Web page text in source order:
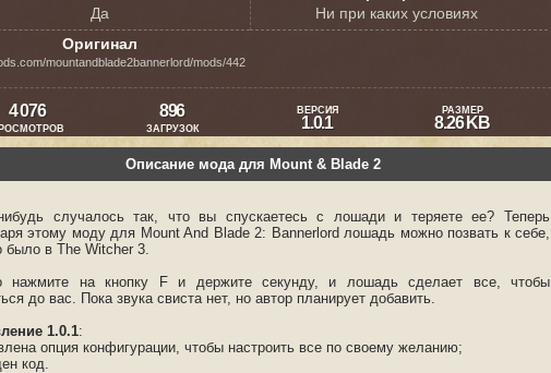
Да
Ни при каких условиях
Оригинал
mountandblade2bannerlord/mods/442
4 076 896
ЗАГРУЗОК
ВЕРСИЯ
1.0.1
РАЗМЕР
8.26 KB
Описание мода для Mount & Blade 2
нибудь случалось так, что вы спускаетесь с лошади и теряете ее? Теперь
этому моду для Mount And Blade 2: Bannerlord лошадь можно позвать к себе,
было в The Witcher 3.
нажмите на кнопку F и держите секунду, и лошадь сделает все, чтобы
до вас. Пока звука свиста нет, но автор планирует добавить.
1.0.1:
опция конфигурации, чтобы настроить все по своему желанию;
код.